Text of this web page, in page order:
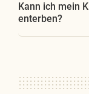
Kann ich mein
enterben?